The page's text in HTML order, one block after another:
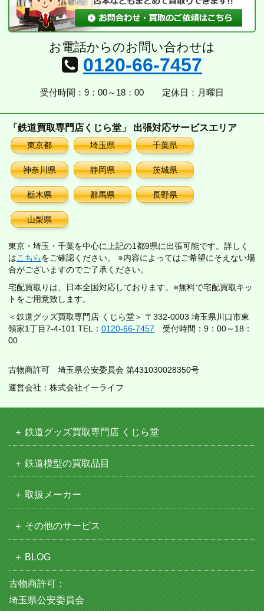
お電話からのお問い合わせは
0120-66-7457
受付時間：9：00～18：00 定休日：月曜日
「鉄道買取専門店くじら堂」 出張対応サービスエリア
東京都 埼玉県 千葉県
神奈川県 静岡県 茨城県
栃木県 群馬県 長野県
山梨県
東京・埼玉・千葉を中心に上記の1都9県に出張可能です。詳しく
はこちらをご確認ください。 ※内容によってはご希望にそえない場
合がございますのでご了承ください。
宅配買取りは、日本全国対応しております。※無料で宅配買取キッ
トをご用意致します。
＜鉄道グッズ買取専門店 くじら堂＞ 〒332-0003 埼玉県川口市東
領家1丁目7-4-101 TEL： 0120-66-7457 受付時間：9：00～18：
00
古物商許可 埼玉県公安委員会 第431030028350号
運営会社：株式会社イーライフ
鉄道グッズ買取専門店 くじら堂
鉄道模型の買取品目
取扱メーカー
その他のサービス
BLOG
古物商許可：
埼玉県公安委員会